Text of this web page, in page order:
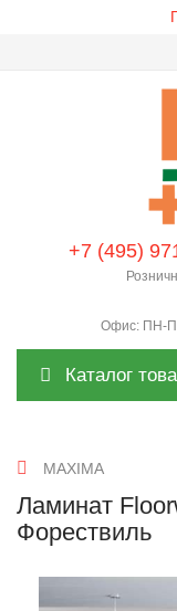
+7 (495)
Офис: ПН-
Каталог
MAXIMA
Ламинат
Форествиль